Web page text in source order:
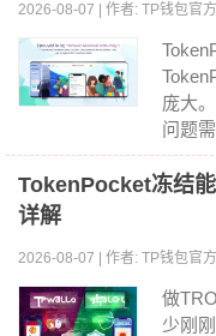
2026-08-07 | 作者: TP钱包官方
庞大
问题
TokenPocket冻结
详解
2026-08-07 | 作者: TP钱包官方
做
少刚